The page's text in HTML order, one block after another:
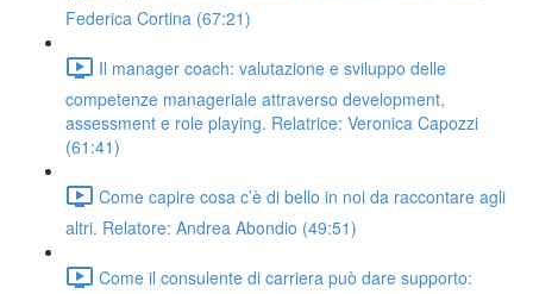
Federica Cortina (67:21)
Il manager coach: valutazione e sviluppo delle
competenze manageriale attraverso development,
assessment e role playing. Relatrice: Veronica Capozzi
(61:41)
Come capire cosa c’è di bello in noi da raccontare agli
altri. Relatore: Andrea Abondio (49:51)
Come il consulente di carriera può dare supporto: